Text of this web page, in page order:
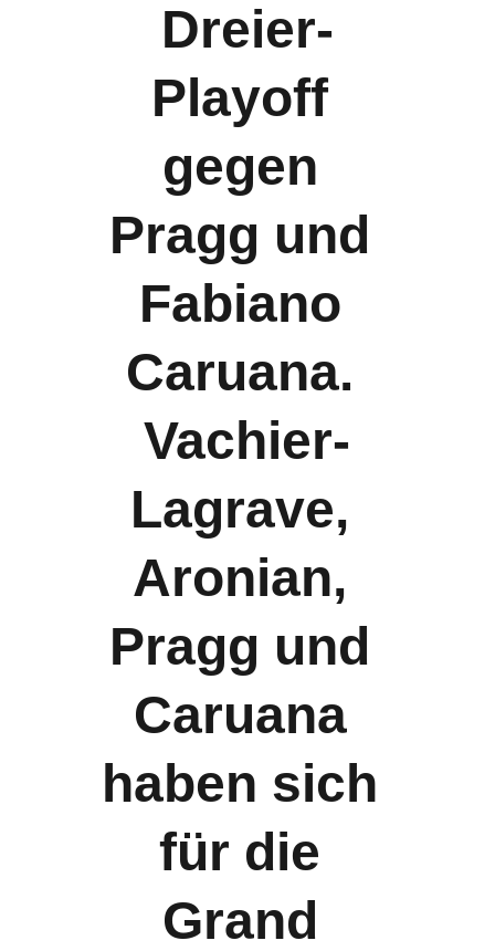
Dreier-
Playoff
gegen
Pragg und
Fabiano
Caruana.
Vachier-
Lagrave,
Aronian,
Pragg und
Caruana
haben sich
für die
Grand